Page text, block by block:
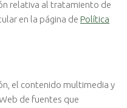
relativa al tratamiento de
en la página de Política
el contenido multimedia y
de fuentes que